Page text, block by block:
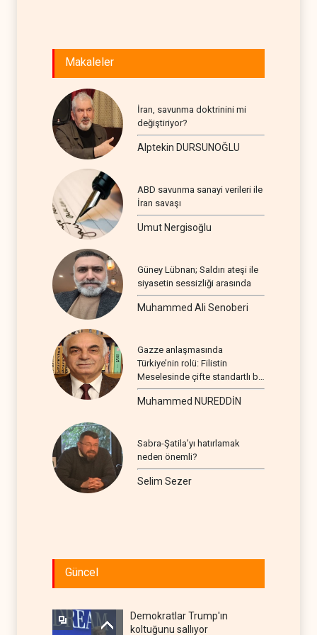
Makaleler
İran, savunma doktrinini mi
değiştiriyor?
Alptekin DURSUNOĞLU
ABD savunma sanayi verileri ile
İran savaşı
Umut Nergisoğlu
Güney Lübnan; Saldırı ateşi ile
siyasetin sessizliği arasında
Muhammed Ali Senoberi
Gazze anlaşmasında
Türkiye’nin rolü: Filistin
Meselesinde çifte standartlı bir
seyir
Muhammed NUREDDİN
Sabra-Şatila’yı hatırlamak
neden önemli?
Selim Sezer
Güncel
Demokratlar Trump'ın
koltuğunu sallıyor